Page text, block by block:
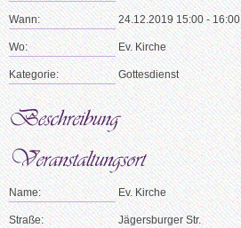
Wann: 24.12.2019 15:00 - 16:00
Wo: Ev. Kirche
Kategorie: Gottesdienst
Name: Ev. Kirche
Straße: Jägersburger Str.